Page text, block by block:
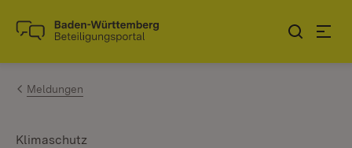
Zum Inhalt springen
Link zur Startseite
Meldungen
Klimaschutz